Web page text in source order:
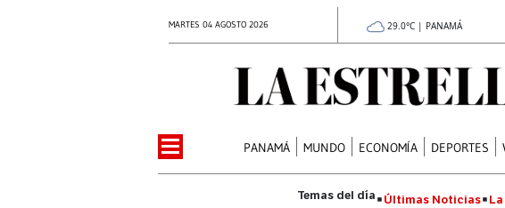
MARTES 04 AGOSTO 2026 29.0°C | PANAMÁ
PANAMÁ MUNDO ECONOMÍA DEPORTES
Últimas Noticias